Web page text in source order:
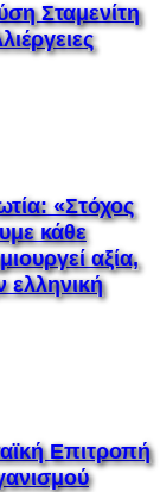
Σταμενίτη
«Στόχος
κάθε
αξία,
ελληνική
Επιτροπή